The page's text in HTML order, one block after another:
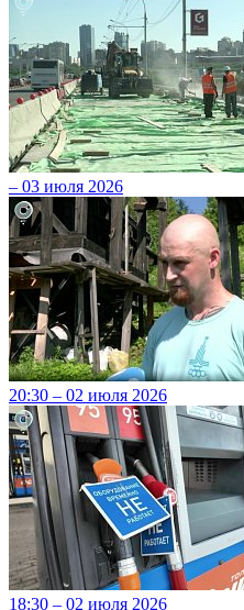
– 03 июля 2026
20:30 – 02 июля 2026
18:30 – 02 июля 2026